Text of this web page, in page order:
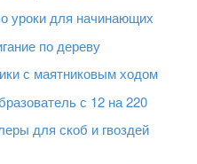
уроки для начинающих
по дереву
с маятниковым ходом
с 12 на 220
для скоб и гвоздей